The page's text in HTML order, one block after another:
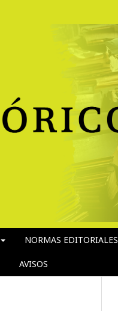
NORMAS EDITORIALES
AVISOS